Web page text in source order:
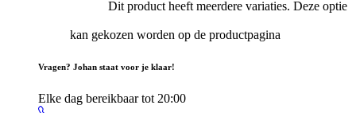
Dit product heeft meerdere variaties. Deze optie
kan gekozen worden op de productpagina
Vragen? Johan staat voor je klaar!
Elke dag bereikbaar tot 20:00